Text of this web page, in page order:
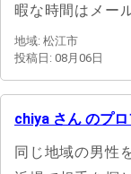
暇な時間はメー
地域: 松江市
投稿日: 08月06日
chiya さん のプ
同じ地域の男性